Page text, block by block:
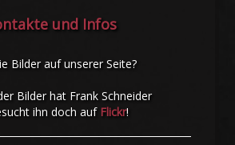
und Infos
Bilder auf unserer Seite?
Bilder hat Frank Schneider
ihn doch auf Flickr!